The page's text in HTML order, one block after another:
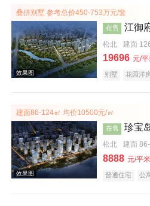
实景图
叠拼别墅 参考总价450-753万元/套
在售 江御
松北 建面
19696 元/
别墅 花园洋
建面86-124㎡ 均价10500元/㎡
在售 珍宝
松北 建面
8888 元/平米
普通住宅 公